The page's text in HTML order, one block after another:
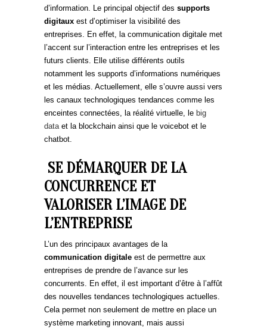
d’information. Le principal objectif des supports
digitaux est d’optimiser la visibilité des
entreprises. En effet, la communication digitale met
l’accent sur l’interaction entre les entreprises et les
futurs clients. Elle utilise différents outils
notamment les supports d’informations numériques
et les médias. Actuellement, elle s’ouvre aussi vers
les canaux technologiques tendances comme les
enceintes connectées, la réalité virtuelle, le big
data et la blockchain ainsi que le voicebot et le
chatbot.
SE DÉMARQUER DE LA
CONCURRENCE ET
VALORISER L’IMAGE DE
L’ENTREPRISE
L’un des principaux avantages de la
communication digitale est de permettre aux
entreprises de prendre de l’avance sur les
concurrents. En effet, il est important d’être à l’affût
des nouvelles tendances technologiques actuelles.
Cela permet non seulement de mettre en place un
système marketing innovant, mais aussi